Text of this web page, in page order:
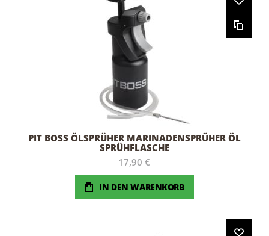
PIT BOSS ÖLSPRÜHER MARINADENSPRÜHER ÖL
SPRÜHFLASCHE
17,90 €
IN DEN WARENKORB